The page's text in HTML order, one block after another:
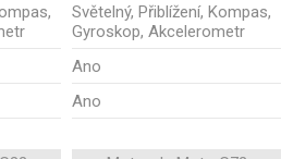
Světelný, Přiblížení, Kompas,
Gyroskop, Akcelerometr
Ano
Ano